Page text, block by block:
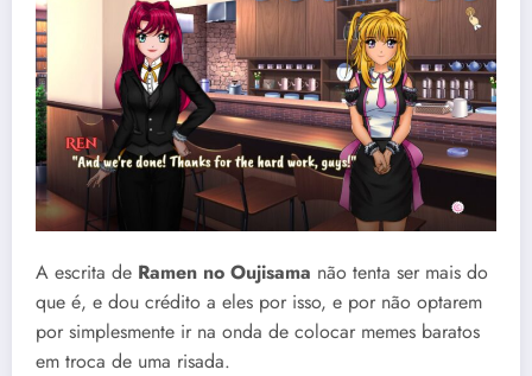
A escrita de Ramen no Oujisama não tenta ser mais do
que é, e dou crédito a eles por isso, e por não optarem
por simplesmente ir na onda de colocar memes baratos
em troca de uma risada.